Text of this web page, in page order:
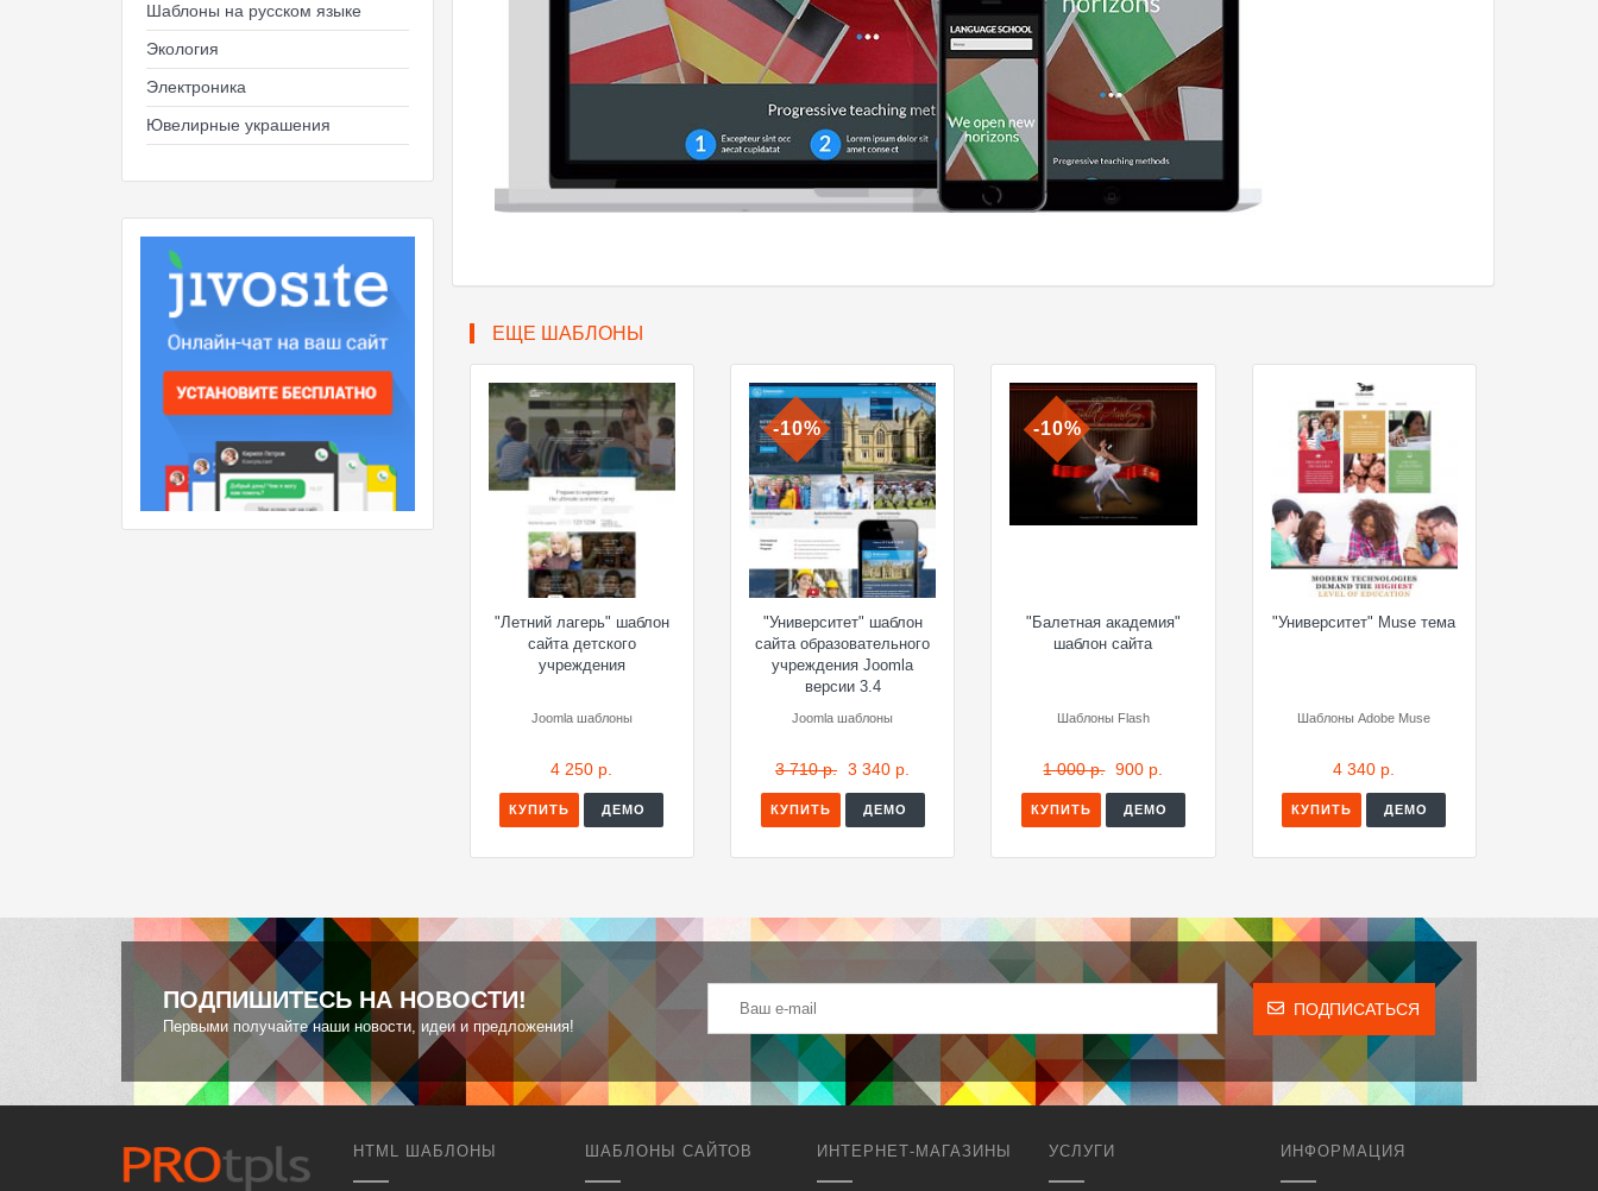
Шаблоны на русском языке
Экология
Электроника
Ювелирные украшения
ЕЩЕ ШАБЛОНЫ
"Летний лагерь" шаблон
сайта детского
учреждения
Joomla шаблоны
4 250 р.
КУПИТЬ ДЕМО
-10%
"Университет" шаблон
сайта образовательного
учреждения Joomla
версии 3.4
Joomla шаблоны
3 710 р. 3 340 р.
КУПИТЬ ДЕМО
-10%
"Балетная академия"
шаблон сайта
Шаблоны Flash
1 000 р. 900 р.
КУПИТЬ ДЕМО
"Университет" Muse тема
Шаблоны Adobe Muse
4 340 р.
КУПИТЬ ДЕМО
ПОДПИШИТЕСЬ НА НОВОСТИ!
Первыми получайте наши новости, идеи и предложения!
ПОДПИСАТЬСЯ
HTML ШАБЛОНЫ ШАБЛОНЫ САЙТОВ ИНТЕРНЕТ-МАГАЗИНЫ УСЛУГИ ИНФОРМАЦИЯ